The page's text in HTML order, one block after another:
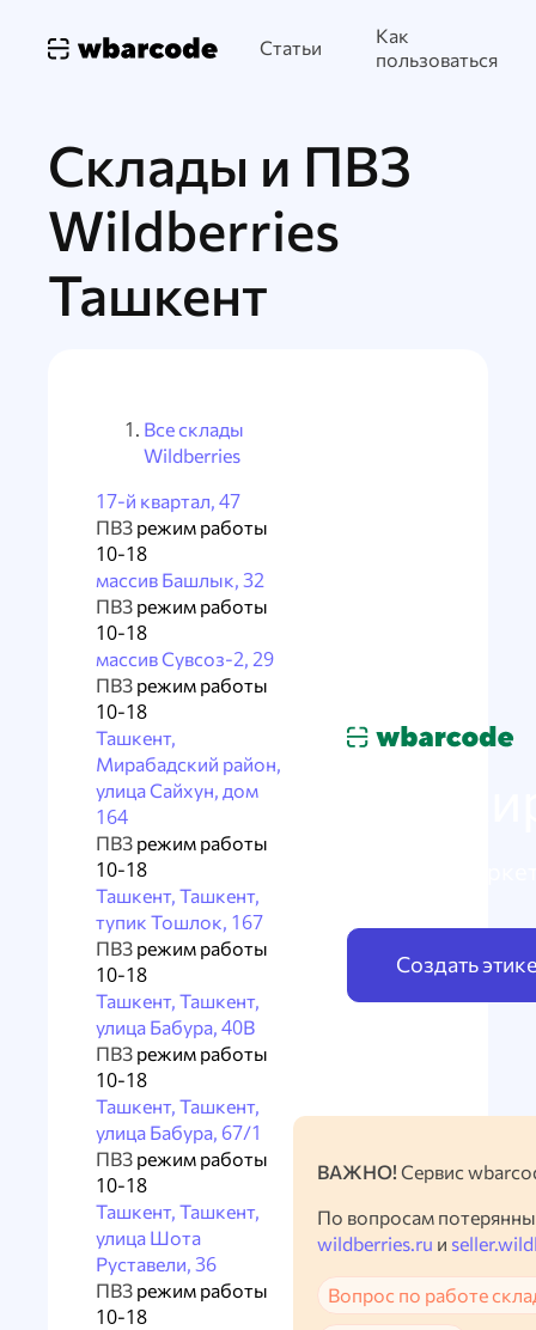
Статьи
Как
пользоваться
Склады и ПВЗ
Wildberries
Ташкент
Все склады
Wildberries
17-й квартал, 47
ПВЗ режим работы
10-18
массив Башлык, 32
ПВЗ режим работы
10-18
массив Сувсоз-2, 29
ПВЗ режим работы
10-18
Ташкент,
Мирабадский район,
улица Сайхун, дом
164
ПВЗ режим работы
10-18
Ташкент, Ташкент,
тупик Тошлок, 167
ПВЗ режим работы
10-18
Ташкент, Ташкент,
улица Бабура, 40В
ПВЗ режим работы
10-18
Ташкент, Ташкент,
улица Бабура, 67/1
ПВЗ режим работы
10-18
Ташкент, Ташкент,
улица Шота
Руставели, 36
ПВЗ режим работы
10-18
Создать
ВАЖНО! Сервис
По вопросам
wildberries.ru и
Вопрос по работе